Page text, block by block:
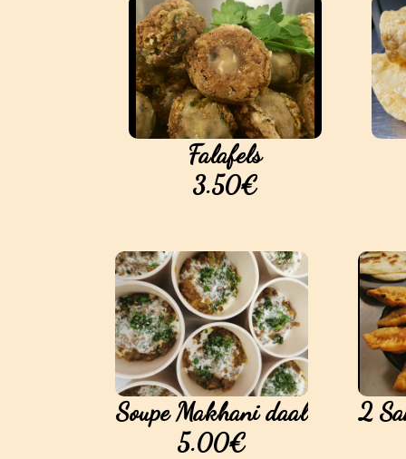
Falafels
3.50€
Soupe Makhani daal
5.00€
2